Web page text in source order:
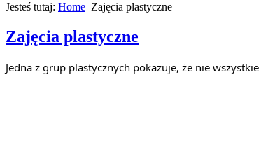
Jesteś tutaj: Home Zajęcia plastyczne
Zajęcia plastyczne
Jedna z grup plastycznych pokazuje, że nie